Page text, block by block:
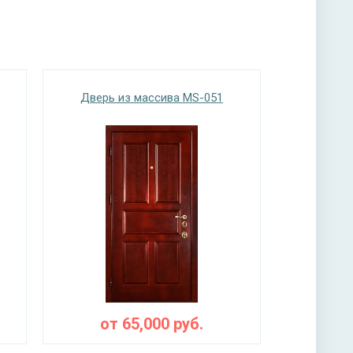
ручкой, 3-х риегальный, 2-х оборотный
плита URSA или пенопласт (на выбор)
Дверь из массива MS-051
от 65,000 руб.